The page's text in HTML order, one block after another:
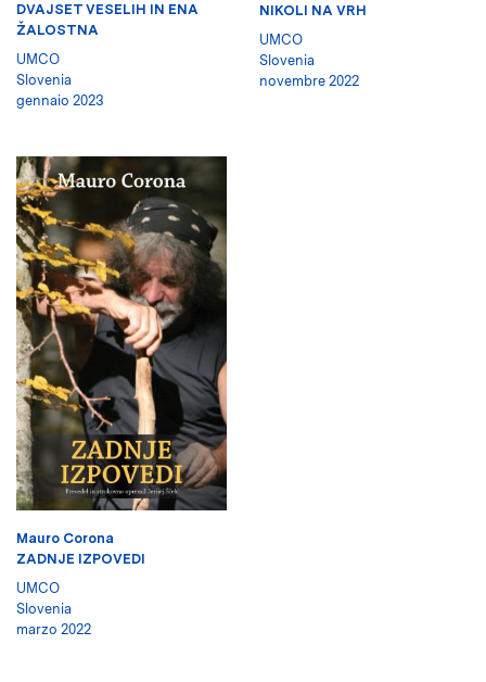
DVAJSET VESELIH IN ENA
ŽALOSTNA
UMCO
Slovenia
gennaio 2023
NIKOLI NA VRH
UMCO
Slovenia
novembre 2022
Mauro Corona
ZADNJE IZPOVEDI
UMCO
Slovenia
marzo 2022